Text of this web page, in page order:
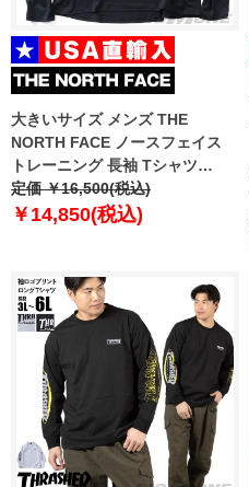
大きいサイズ メンズ THE
NORTH FACE ノースフェイス
トレーニング 長袖 Tシャツ
STEPUP L/S TEE USA直輸入
nt7tr55j
定価 ￥16,500(税込)
￥14,850(税込)